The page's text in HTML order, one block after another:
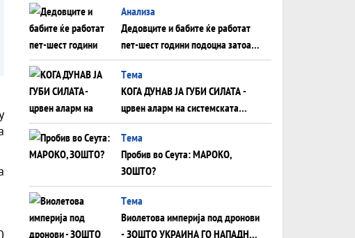
Анализа
Дедовците и бабите ќе работат
пет-шест години подоцна затоа
што НЕМААТ ВНУЦИ ДА ГИ
ЗАМЕНАТ
Tема
КОГА ДУНАВ ЈА ГУБИ СИЛАТА -
црвен аларм на системската
плоча од јужна Германија до
Црното Море...
Tема
Пробив во Сеута: МАРОКО,
ЗОШТО?
Tема
Виолетова империја под дронови
- ЗОШТО УКРАИНА ГО НАПАДНА